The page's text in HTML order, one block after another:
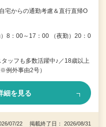
からの通勤考慮＆直行直帰O
8：00～17：00 （夜勤）20：0
ッフも多数活躍中♪／18歳以上
例外事由2号）
細を見る
07/22 掲載終了日： 2026/08/31